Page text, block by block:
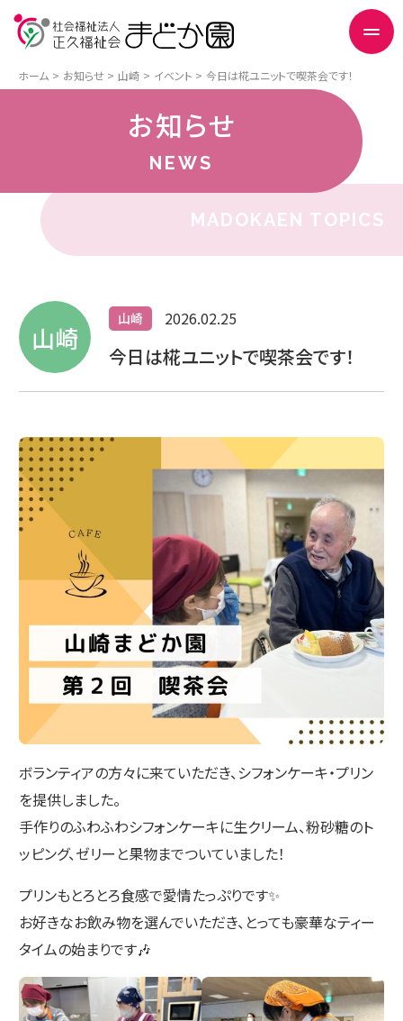
ホーム お知らせ 山崎 イベント 今日は椛ユニットで喫茶会です！
お知らせ
NEWS
MADOKAEN TOPICS
山崎
山崎 2026.02.25
今日は椛ユニットで喫茶会です！
ボランティアの方々に来ていただき、シフォンケーキ・プリン
を提供しました。
手作りのふわふわシフォンケーキに生クリーム、粉砂糖のト
ッピング、ゼリーと果物までついていました！
プリンもとろとろ食感で愛情たっぷりです✨
お好きなお飲み物を選んでいただき、とっても豪華なティー
タイムの始まりです🎶